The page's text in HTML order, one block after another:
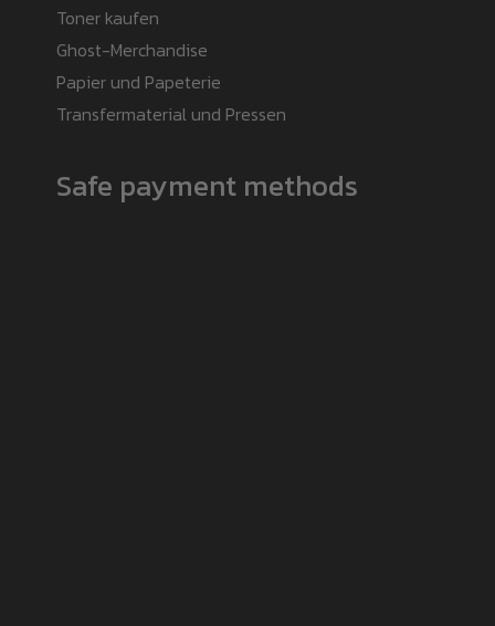
Toner kaufen
Ghost-Merchandise
Papier und Papeterie
Transfermaterial und Pressen
Safe payment methods